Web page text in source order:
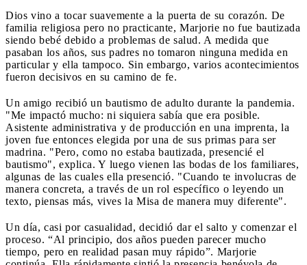
Dios vino a tocar suavemente a la puerta de su corazón. De
familia religiosa pero no practicante, Marjorie no fue bautizada
siendo bebé debido a problemas de salud. A medida que
pasaban los años, sus padres no tomaron ninguna medida en
particular y ella tampoco. Sin embargo, varios acontecimientos
fueron decisivos en su camino de fe.
Un amigo recibió un bautismo de adulto durante la pandemia.
"Me impactó mucho: ni siquiera sabía que era posible.
Asistente administrativa y de producción en una imprenta, la
joven fue entonces elegida por una de sus primas para ser
madrina. "Pero, como no estaba bautizada, presencié el
bautismo", explica. Y luego vienen las bodas de los familiares,
algunas de las cuales ella presenció. "Cuando te involucras de
manera concreta, a través de un rol específico o leyendo un
texto, piensas más, vives la Misa de manera muy diferente".
Un día, casi por casualidad, decidió dar el salto y comenzar el
proceso. “Al principio, dos años pueden parecer mucho
tiempo, pero en realidad pasan muy rápido”. Marjorie